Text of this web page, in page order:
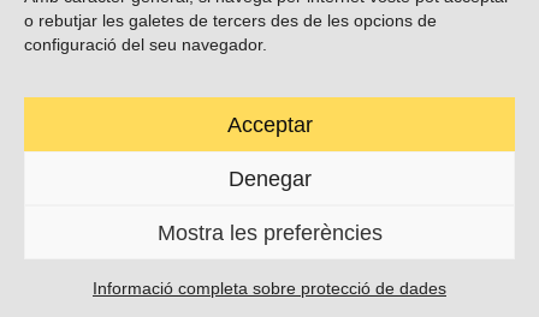
o rebutjar les galetes de tercers des de les opcions de
configuració del seu navegador.
Acceptar
Denegar
Mostra les preferències
Informació completa sobre protecció de dades
Carrer Casp 180 (baixos), Barcelona.
contacte@cup.cat